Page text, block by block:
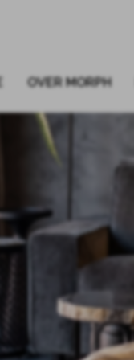
OVER MORPH